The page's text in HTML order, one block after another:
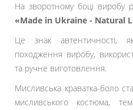
На зворотному боці виробу
«Made in Ukraine - Natural
Це знак автентичності,
походження виробу,
та ручне виготовлення.
Мисливська краватка-боло
мисливського костюма,